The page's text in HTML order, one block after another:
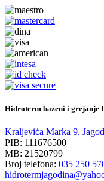
Hidroterm bazeni i grejanje
Kraljevića Marka 9,
PIB: 111676500
MB: 21520799
Broj telefona: 035 250